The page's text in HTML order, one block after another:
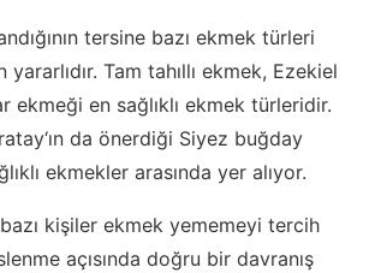
tersine bazı ekmek türleri
yararlıdır. Tam tahıllı ekmek, Ezekiel
ekmeği en sağlıklı ekmek türleridir.
da önerdiği Siyez buğday
ekmekler arasında yer alıyor.
kişiler ekmek yememeyi tercih
açısında doğru bir davranış